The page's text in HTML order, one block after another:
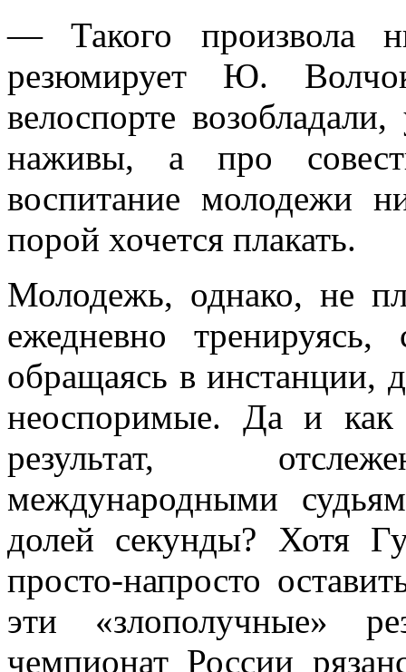
— Такого произвола
резюмирует Ю.
велоспорте
наживы, а про
воспитание молодежи
порой хочется плакать.
Молодежь, однако, не
ежедневно тренируясь,
обращаясь в инстанции,
неоспоримые. Да и как
результат,
международными
долей секунды? Хотя
просто-напросто
эти «злополучные»
чемпионат России